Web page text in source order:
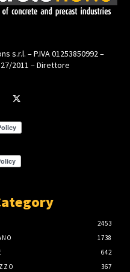
s.r.l. – P.IVA 01253850992 –
2011 – Direttore
2453
1738
642
367